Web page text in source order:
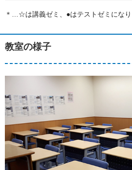
＊…☆は講義ゼミ、●はテストゼミになり
教室の様子